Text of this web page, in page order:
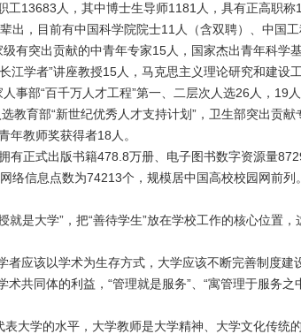
工13683人，其中博士生导师1181人，具有正高职称
出，目前有中国科学院院士11人（含双聘）、中国工
级有突出贡献的中青年专家15人，国家杰出青年科学
江学者”讲座教授15人，马克思主义理论研究和建设
事部“百千万人才工程”第一、二层次人选26人，19
教育部“新世纪优秀人才支持计划”，卫生部突出贡
年教师奖获得者18人。
有正式出版书籍478.8万册、电子图书数字资源量
络信息点数为74213个，规模居中国高校校园网前列。
就是大学”，把“善待学生”放在学校工作的核心位置
者应该以学术为生存方式，大学应该不断完善制度建
共同体的利益，“管理就是服务”、“寓管理于服务之
表大学的水平，大学教师是大学精神、大学文化传统